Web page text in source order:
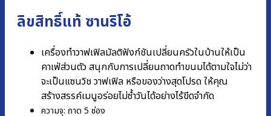
ลิขสิทธิ์แท้ ซานริโอ้
เครื่องทำวาฟเฟิลมัลติฟังก์ชันเปลี่ยนครัวในบ้านให้เป็น
คาเฟ่ส่วนตัว สนุกกับการเปลี่ยนถาดทำขนมได้ตามใจไม่ว่า
จะเป็นแซนวิช วาฟเฟิล หรือของว่างสุดโปรด ให้คุณ
สร้างสรรค์เมนูอร่อยไม่ซ้ำวันได้อย่างไร้ขีดจำกัด
ความจุ: ถาด 5 ช่อง